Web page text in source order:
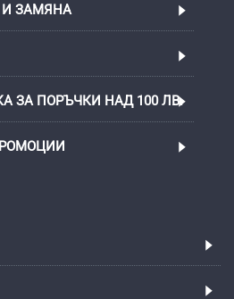
И ЗАМЯНА
ЗА ПОРЪЧКИ НАД 100 ЛВ.